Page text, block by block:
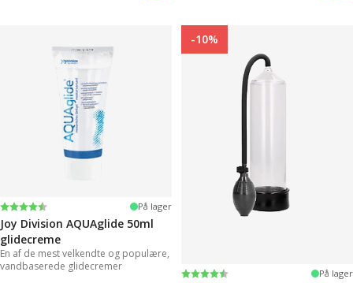
Vurdering:
4.2 ud af 5 stjerner På lager
Joy Division AQUAglide 50ml
glidecreme
En af de mest velkendte og populære,
vandbaserede glidecremer
-10%
Vurdering:
4.3 ud af 5 stjerner På lager